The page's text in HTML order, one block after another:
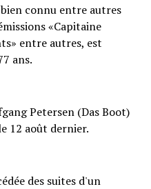
connu entre autres
«Capitaine
entre autres, est
ans.
Petersen (Das Boot)
12 août dernier.
des suites d'un